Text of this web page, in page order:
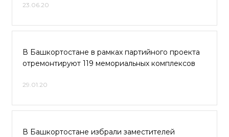
23.06.20
В Башкортостане в рамках партийного проекта
отремонтируют 119 мемориальных комплексов
29.01.20
В Башкортостане избрали заместителей